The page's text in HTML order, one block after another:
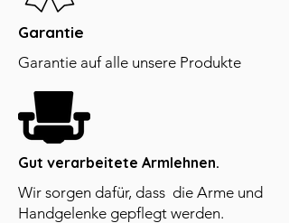
Garantie
Garantie auf alle unsere Produkte
Gut verarbeitete Armlehnen.
Wir sorgen dafür, dass die Arme und
Handgelenke gepflegt werden.